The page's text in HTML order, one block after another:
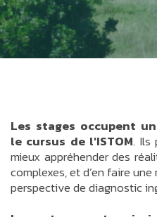
Les stages occupent
le cursus de l'ISTOM. Ils
mieux appréhender des
complexes, et d’en faire
perspective de diagnostic